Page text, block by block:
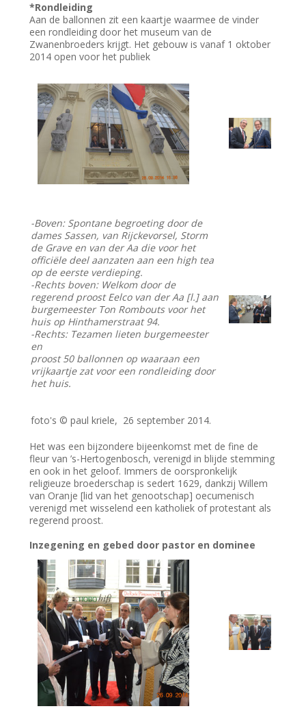
*Rondleiding
Aan de ballonnen zit een kaartje waarmee de vinder
een rondleiding door het museum van de
Zwanenbroeders krijgt. Het gebouw is vanaf 1 oktober
2014 open voor het publiek
-Boven: Spontane begroeting door de
dames Sassen, van Rijckevorsel, Storm
de Grave en van der Aa die voor het
officiële deel aanzaten aan een high tea
op de eerste verdieping.
-Rechts boven: Welkom door de
regerend proost Eelco van der Aa [l.] aan
burgemeester Ton Rombouts voor het
huis op Hinthamerstraat 94.
-Rechts: Tezamen lieten burgemeester
en
proost 50 ballonnen op waaraan een
vrijkaartje zat voor een rondleiding door
het huis.
foto's © paul kriele, 26 september 2014.
Het was een bijzondere bijeenkomst met de fine de
fleur van ’s-Hertogenbosch, verenigd in blijde stemming
en ook in het geloof. Immers de oorspronkelijk
religieuze broederschap is sedert 1629, dankzij Willem
van Oranje [lid van het genootschap] oecumenisch
verenigd met wisselend een katholiek of protestant als
regerend proost.
Inzegening en gebed door pastor en dominee